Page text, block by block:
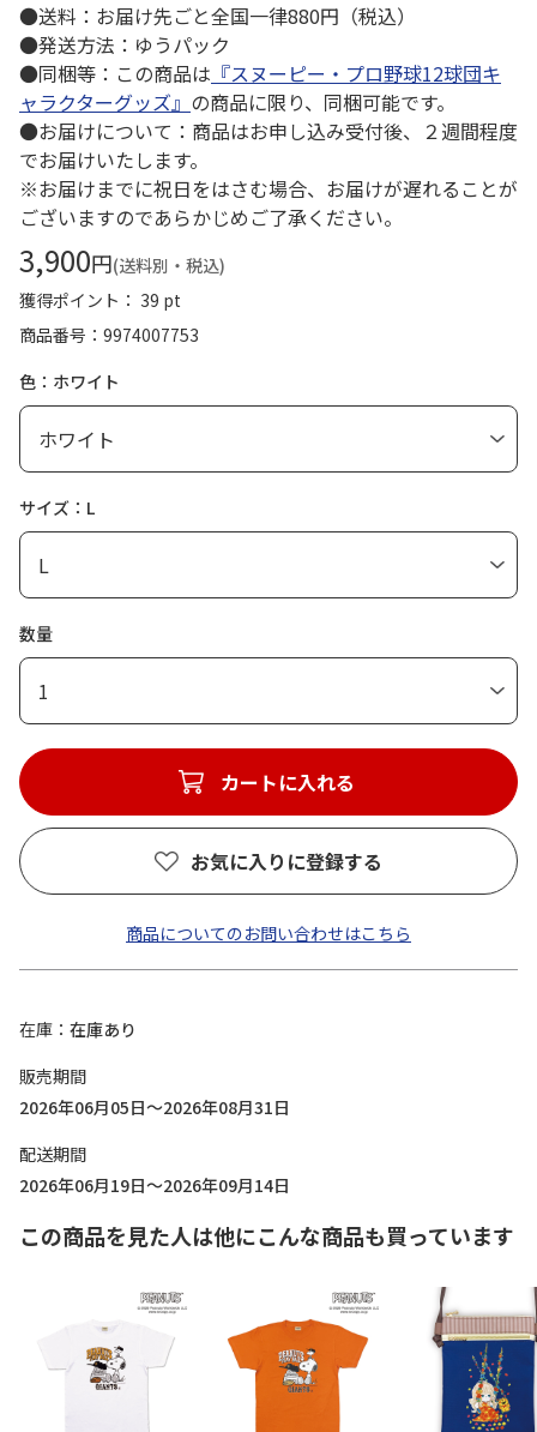
●送料：お届け先ごと全国一律880円（税込）
●発送方法：ゆうパック
●同梱等：この商品は 『スヌーピー・プロ野球12球団キ
ャラクターグッズ』 の商品に限り、同梱可能です。
●お届けについて：商品はお申し込み受付後、２週間程度
でお届けいたします。
※お届けまでに祝日をはさむ場合、お届けが遅れることが
ございますのであらかじめご了承ください。
3,900円(送料別・税込)
獲得ポイント： 39 pt
商品番号
9974007753
色：ホワイト
サイズ：L
数量
1
カートに入れる
お気に入りに登録する
商品についてのお問い合わせはこちら
在庫
在庫あり
販売期間
2026年06月05日～2026年08月31日
配送期間
2026年06月19日～2026年09月14日
この商品を見た人は他にこんな商品も買っています